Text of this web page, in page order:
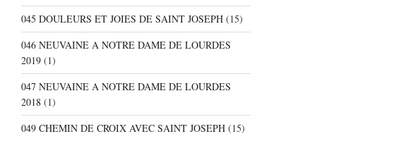
045 DOULEURS ET JOIES DE SAINT JOSEPH(15)
046 NEUVAINE A NOTRE DAME DE LOURDES
2019(1)
047 NEUVAINE A NOTRE DAME DE LOURDES
2018(1)
049 CHEMIN DE CROIX AVEC SAINT JOSEPH(15)